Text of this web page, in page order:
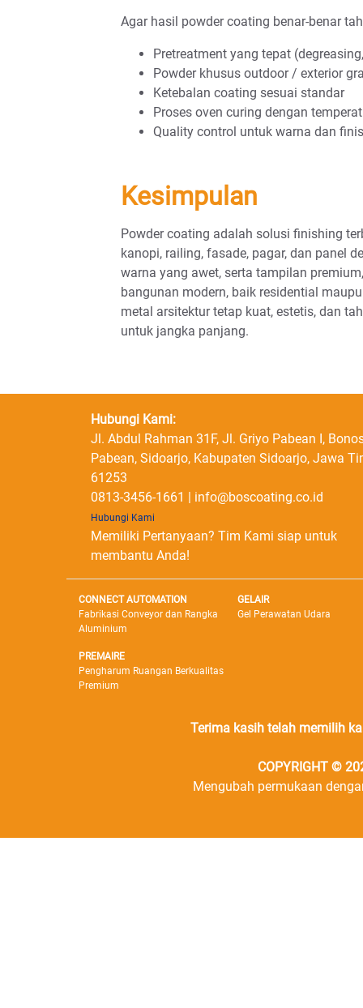
Agar hasil powder coating benar-benar
Pretreatment yang tepat
Powder khusus outdoor / exterior
Ketebalan coating sesuai standar
Proses oven curing dengan
Quality control untuk warna dan
Kesimpulan
Powder coating adalah solusi finishing
kanopi, railing, fasade, pagar, dan panel
warna yang awet, serta tampilan
bangunan modern, baik residential
metal arsitektur tetap kuat, estetis, dan
untuk jangka panjang.
Hubungi Kami:
Jl. Abdul Rahman 31F, Jl. Griyo Pabean I,
Pabean, Sidoarjo, Kabupaten Sidoarjo, Jawa
61253
0813-3456-1661 | info@boscoating.co.id
Hubungi Kami
Memiliki Pertanyaan? Tim Kami siap untuk
membantu Anda!
CONNECT AUTOMATION
Fabrikasi Conveyor dan Rangka
Aluminium
GELAIR
Gel Perawatan Udara
PREMAIRE
Pengharum Ruangan Berkualitas
Premium
Terima kasih telah memilih
COPYRIGHT ©
Mengubah permukaan